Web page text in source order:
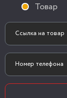
Товар